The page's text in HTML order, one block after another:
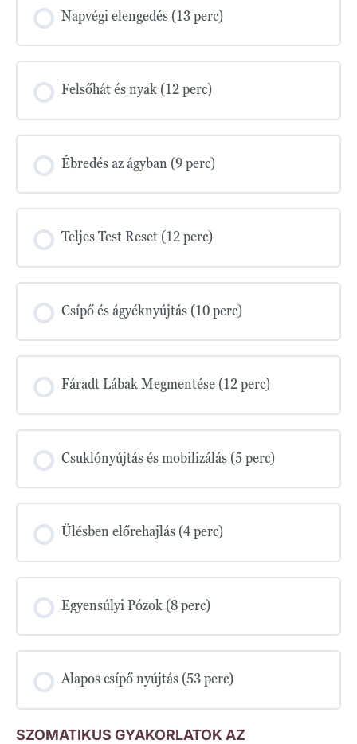
Napvégi elengedés (13 perc)
Felsőhát és nyak (12 perc)
Ébredés az ágyban (9 perc)
Teljes Test Reset (12 perc)
Csípő és ágyéknyújtás (10 perc)
Fáradt Lábak Megmentése (12 perc)
Csuklónyújtás és mobilizálás (5 perc)
Ülésben előrehajlás (4 perc)
Egyensúlyi Pózok (8 perc)
Alapos csípő nyújtás (53 perc)
SZOMATIKUS GYAKORLATOK AZ